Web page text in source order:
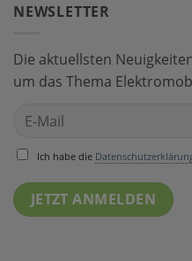
NEWSLETTER
Die aktuellsten
um das Thema
Ich habe die